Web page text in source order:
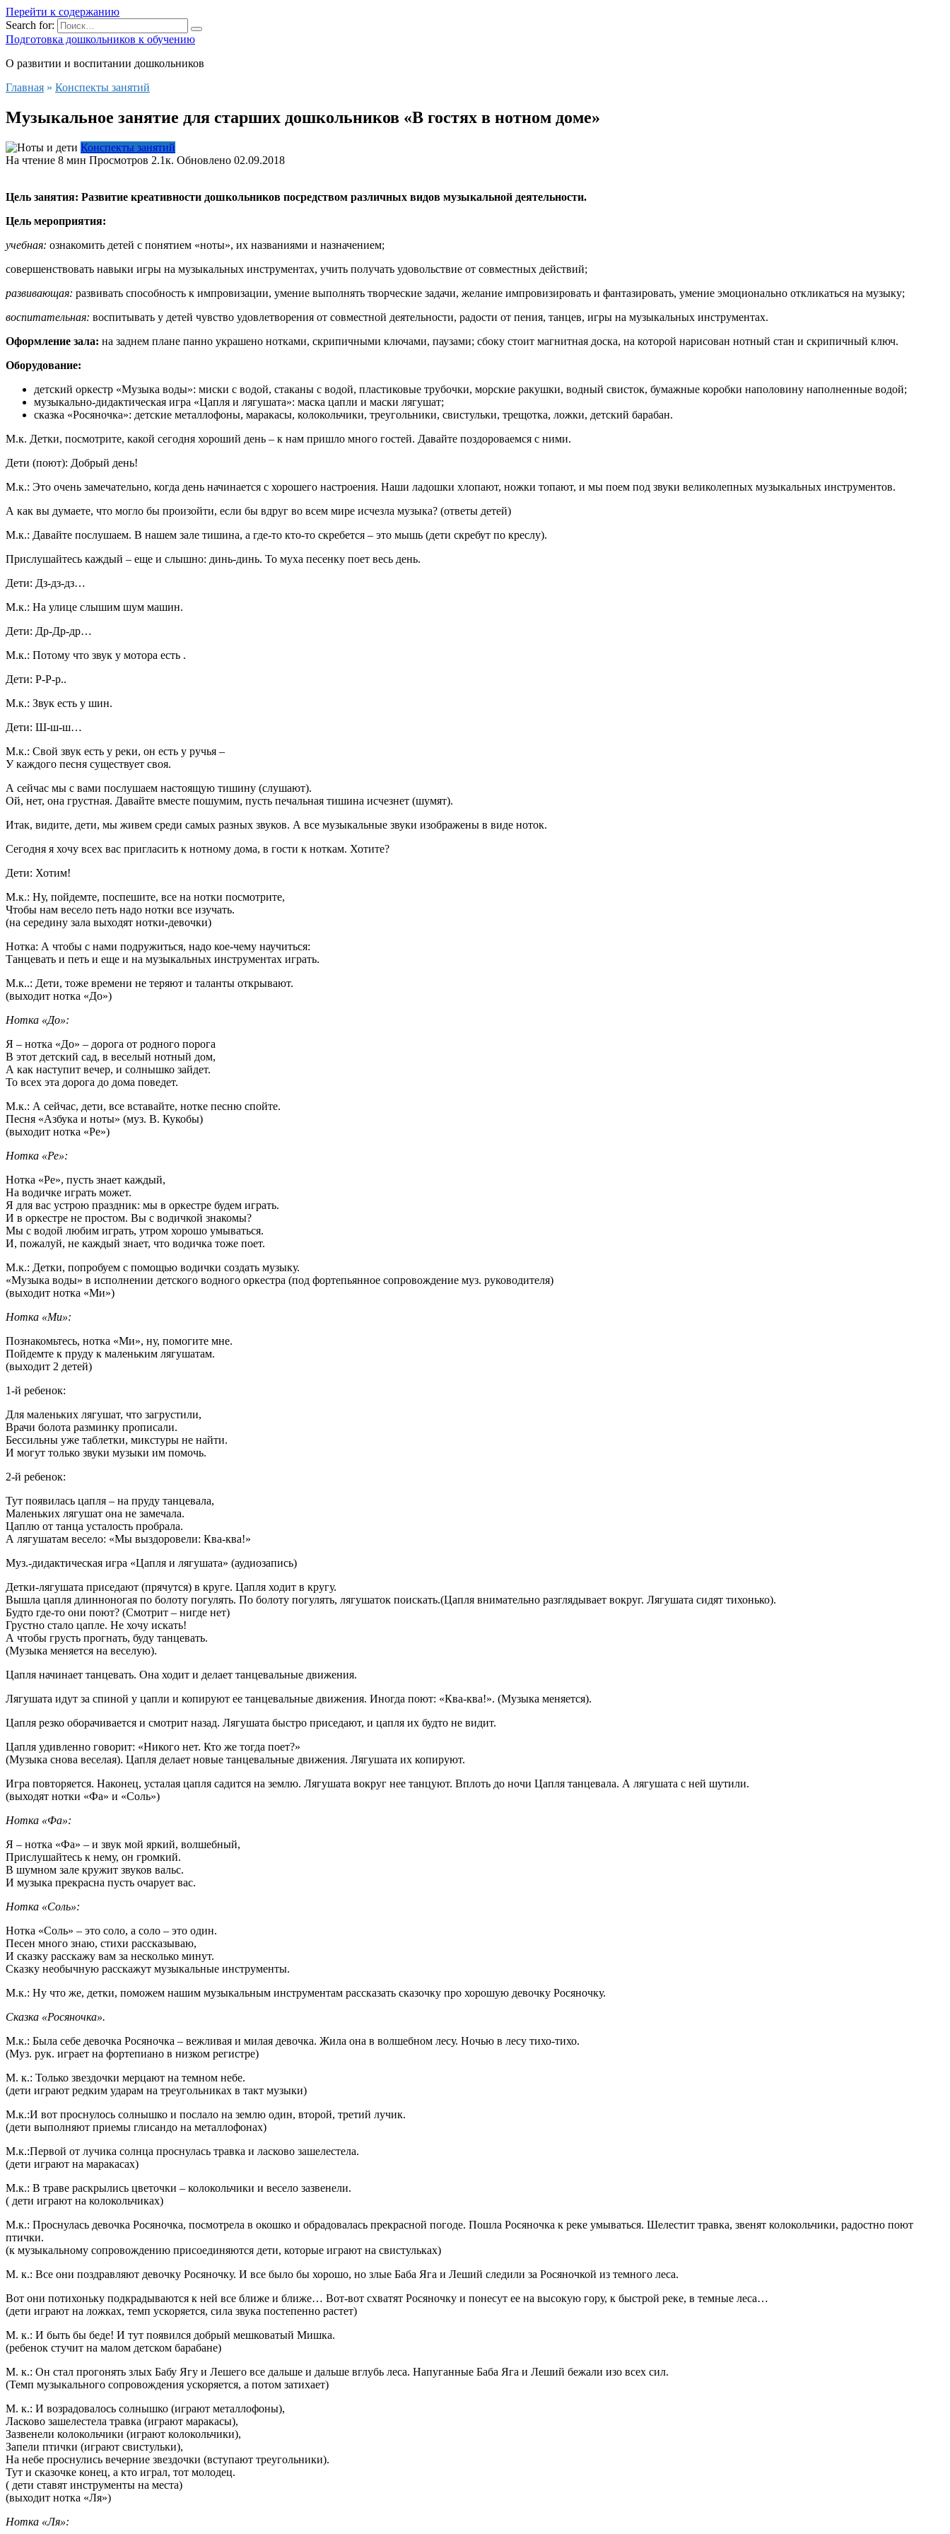
Перейти к содержанию
Search for:
Подготовка дошкольников к обучению
О развитии и воспитании дошкольников
Главная » Конспекты занятий
Музыкальное занятие для старших дошкольников «В гостях в нотном доме»
Конспекты занятий
На чтение 8 мин Просмотров 2.1к. Обновлено 02.09.2018
Цель занятия: Развитие креативности дошкольников посредством различных видов музыкальной деятельности.
Цель мероприятия:
учебная: ознакомить детей с понятием «ноты», их названиями и назначением;
совершенствовать навыки игры на музыкальных инструментах, учить получать удовольствие от совместных действий;
развивающая: развивать способность к импровизации, умение выполнять творческие задачи, желание импровизировать и фантазировать, умение эмоционально откликаться на музыку;
воспитательная: воспитывать у детей чувство удовлетворения от совместной деятельности, радости от пения, танцев, игры на музыкальных инструментах.
Оформление зала: на заднем плане панно украшено нотками, скрипичными ключами, паузами; сбоку стоит магнитная доска, на которой нарисован нотный стан и скрипичный ключ.
Оборудование:
детский оркестр «Музыка воды»: миски с водой, стаканы с водой, пластиковые трубочки, морские ракушки, водный свисток, бумажные коробки наполовину наполненные водой;
музыкально-дидактическая игра «Цапля и лягушата»: маска цапли и маски лягушат;
сказка «Росяночка»: детские металлофоны, маракасы, колокольчики, треугольники, свистульки, трещотка, ложки, детский барабан.
М.к. Детки, посмотрите, какой сегодня хороший день – к нам пришло много гостей. Давайте поздороваемся с ними.
Дети (поют): Добрый день!
М.к.: Это очень замечательно, когда день начинается с хорошего настроения. Наши ладошки хлопают, ножки топают, и мы поем под звуки великолепных музыкальных инструментов.
А как вы думаете, что могло бы произойти, если бы вдруг во всем мире исчезла музыка? (ответы детей)
М.к.: Давайте послушаем. В нашем зале тишина, а где-то кто-то скребется – это мышь (дети скребут по креслу).
Прислушайтесь каждый – еще и слышно: динь-динь. То муха песенку поет весь день.
Дети: Дз-дз-дз…
М.к.: На улице слышим шум машин.
Дети: Др-Др-др…
М.к.: Потому что звук у мотора есть .
Дети: Р-Р-р..
М.к.: Звук есть у шин.
Дети: Ш-ш-ш…
М.к.: Свой звук есть у реки, он есть у ручья –
У каждого песня существует своя.
А сейчас мы с вами послушаем настоящую тишину (слушают).
Ой, нет, она грустная. Давайте вместе пошумим, пусть печальная тишина исчезнет (шумят).
Итак, видите, дети, мы живем среди самых разных звуков. А все музыкальные звуки изображены в виде ноток.
Сегодня я хочу всех вас пригласить к нотному дома, в гости к ноткам. Хотите?
Дети: Хотим!
М.к.: Ну, пойдемте, поспешите, все на нотки посмотрите,
Чтобы нам весело петь надо нотки все изучать.
(на середину зала выходят нотки-девочки)
Нотка: А чтобы с нами подружиться, надо кое-чему научиться:
Танцевать и петь и еще и на музыкальных инструментах играть.
М.к..: Дети, тоже времени не теряют и таланты открывают.
(выходит нотка «До»)
Нотка «До»:
Я – нотка «До» – дорога от родного порога
В этот детский сад, в веселый нотный дом,
А как наступит вечер, и солнышко зайдет.
То всех эта дорога до дома поведет.
М.к.: А сейчас, дети, все вставайте, нотке песню спойте.
Песня «Азбука и ноты» (муз. В. Кукобы)
(выходит нотка «Ре»)
Нотка «Ре»:
Нотка «Ре», пусть знает каждый,
На водичке играть может.
Я для вас устрою праздник: мы в оркестре будем играть.
И в оркестре не простом. Вы с водичкой знакомы?
Мы с водой любим играть, утром хорошо умываться.
И, пожалуй, не каждый знает, что водичка тоже поет.
М.к.: Детки, попробуем с помощью водички создать музыку.
«Музыка воды» в исполнении детского водного оркестра (под фортепьянное сопровождение муз. руководителя)
(выходит нотка «Ми»)
Нотка «Ми»:
Познакомьтесь, нотка «Ми», ну, помогите мне.
Пойдемте к пруду к маленьким лягушатам.
(выходит 2 детей)
1-й ребенок:
Для маленьких лягушат, что загрустили,
Врачи болота разминку прописали.
Бессильны уже таблетки, микстуры не найти.
И могут только звуки музыки им помочь.
2-й ребенок:
Тут появилась цапля – на пруду танцевала,
Маленьких лягушат она не замечала.
Цаплю от танца усталость пробрала.
А лягушатам весело: «Мы выздоровели: Ква-ква!»
Муз.-дидактическая игра «Цапля и лягушата» (аудиозапись)
Детки-лягушата приседают (прячутся) в круге. Цапля ходит в кругу.
Вышла цапля длинноногая по болоту погулять. По болоту погулять, лягушаток поискать.(Цапля внимательно разглядывает вокруг. Лягушата сидят тихонько).
Будто где-то они поют? (Смотрит – нигде нет)
Грустно стало цапле. Не хочу искать!
А чтобы грусть прогнать, буду танцевать.
(Музыка меняется на веселую).
Цапля начинает танцевать. Она ходит и делает танцевальные движения.
Лягушата идут за спиной у цапли и копируют ее танцевальные движения. Иногда поют: «Ква-ква!». (Музыка меняется).
Цапля резко оборачивается и смотрит назад. Лягушата быстро приседают, и цапля их будто не видит.
Цапля удивленно говорит: «Никого нет. Кто же тогда поет?»
(Музыка снова веселая). Цапля делает новые танцевальные движения. Лягушата их копируют.
Игра повторяется. Наконец, усталая цапля садится на землю. Лягушата вокруг нее танцуют. Вплоть до ночи Цапля танцевала. А лягушата с ней шутили.
(выходят нотки «Фа» и «Соль»)
Нотка «Фа»:
Я – нотка «Фа» – и звук мой яркий, волшебный,
Прислушайтесь к нему, он громкий.
В шумном зале кружит звуков вальс.
И музыка прекрасна пусть очарует вас.
Нотка «Соль»:
Нотка «Соль» – это соло, а соло – это один.
Песен много знаю, стихи рассказываю,
И сказку расскажу вам за несколько минут.
Сказку необычную расскажут музыкальные инструменты.
М.к.: Ну что же, детки, поможем нашим музыкальным инструментам рассказать сказочку про хорошую девочку Росяночку.
Сказка «Росяночка».
М.к.: Была себе девочка Росяночка – вежливая и милая девочка. Жила она в волшебном лесу. Ночью в лесу тихо-тихо.
(Муз. рук. играет на фортепиано в низком регистре)
М. к.: Только звездочки мерцают на темном небе.
(дети играют редким ударам на треугольниках в такт музыки)
М.к.:И вот проснулось солнышко и послало на землю один, второй, третий лучик.
(дети выполняют приемы глисандо на металлофонах)
М.к.:Первой от лучика солнца проснулась травка и ласково зашелестела.
(дети играют на маракасах)
М.к.: В траве раскрылись цветочки – колокольчики и весело зазвенели.
( дети играют на колокольчиках)
М.к.: Проснулась девочка Росяночка, посмотрела в окошко и обрадовалась прекрасной погоде. Пошла Росяночка к реке умываться. Шелестит травка, звенят колокольчики, радостно поют
птички.
(к музыкальному сопровождению присоединяются дети, которые играют на свистульках)
М. к.: Все они поздравляют девочку Росяночку. И все было бы хорошо, но злые Баба Яга и Леший следили за Росяночкой из темного леса.
Вот они потихоньку подкрадываются к ней все ближе и ближе… Вот-вот схватят Росяночку и понесут ее на высокую гору, к быстрой реке, в темные леса…
(дети играют на ложках, темп ускоряется, сила звука постепенно растет)
М. к.: И быть бы беде! И тут появился добрый мешковатый Мишка.
(ребенок стучит на малом детском барабане)
М. к.: Он стал прогонять злых Бабу Ягу и Лешего все дальше и дальше вглубь леса. Напуганные Баба Яга и Леший бежали изо всех сил.
(Темп музыкального сопровождения ускоряется, а потом затихает)
М. к.: И возрадовалось солнышко (играют металлофоны),
Ласково зашелестела травка (играют маракасы),
Зазвенели колокольчики (играют колокольчики),
Запели птички (играют свистульки),
На небе проснулись вечерние звездочки (вступают треугольники).
Тут и сказочке конец, а кто играл, тот молодец.
( дети ставят инструменты на места)
(выходит нотка «Ля»)
Нотка «Ля»: